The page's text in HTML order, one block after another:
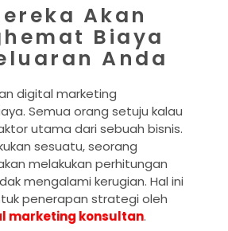
Akan
Biaya
Anda
digital marketing
Semua orang setuju kalau
utama dari sebuah bisnis.
sesuatu, seorang
melakukan perhitungan
mengalami kerugian. Hal ini
penerapan strategi oleh
marketing konsultan.